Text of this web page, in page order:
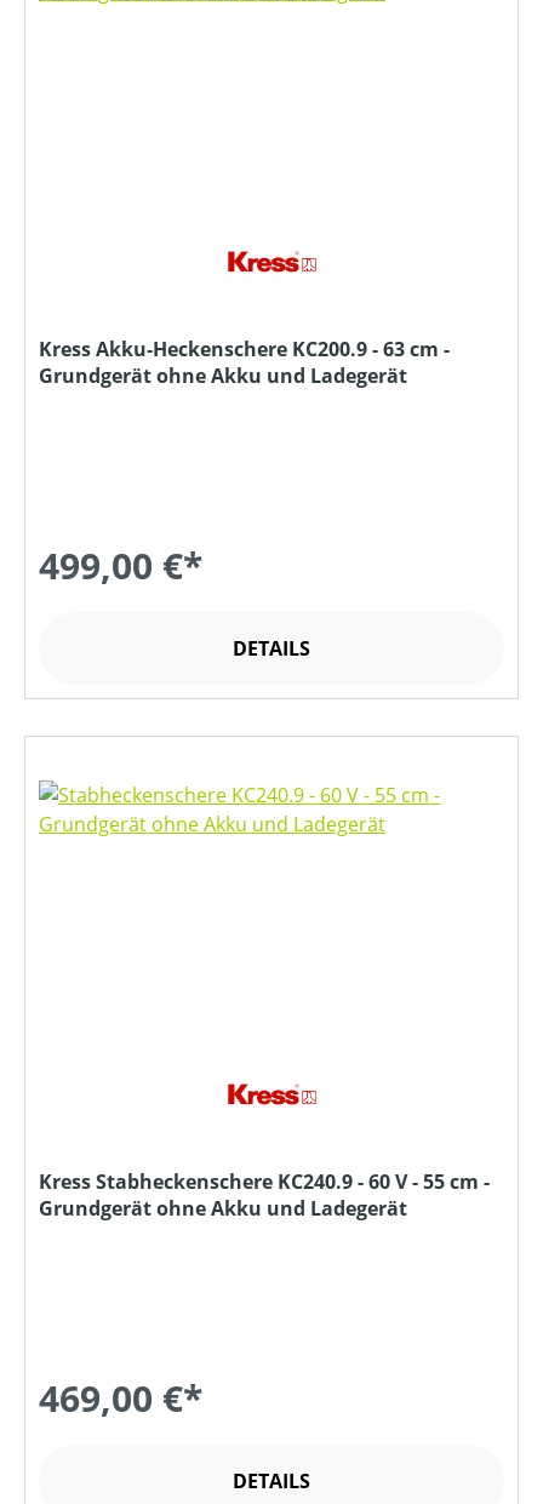
Kress Akku-Heckenschere KC200.9 - 63 cm -
Grundgerät ohne Akku und Ladegerät
499,00 €*
DETAILS
Kress Stabheckenschere KC240.9 - 60 V - 55 cm -
Grundgerät ohne Akku und Ladegerät
469,00 €*
DETAILS